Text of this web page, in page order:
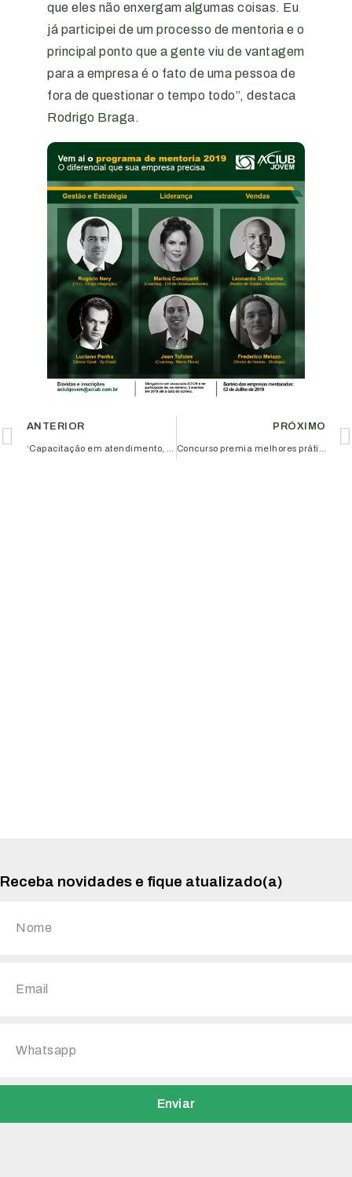
que eles não enxergam algumas coisas. Eu
já participei de um processo de mentoria e o
principal ponto que a gente viu de vantagem
para a empresa é o fato de uma pessoa de
fora de questionar o tempo todo”, destaca
Rodrigo Braga.
ANTERIOR PRÓXIMO
Receba novidades e fique atualizado(a)
Enviar